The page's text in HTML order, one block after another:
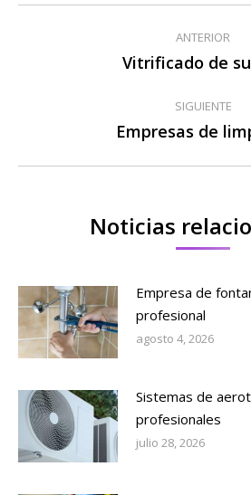
Navegación
publicaciones
ANTERIOR
Vitrificado de
SIGUIENTE
Empresas de
Noticias
Empresa de
profesional
agosto 4, 2026
Sistemas de
profesionales
julio 28, 2026